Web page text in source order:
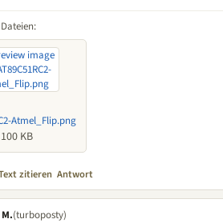
Atmel_Flip.png
100 KB
zitieren Antwort
(turboposty)